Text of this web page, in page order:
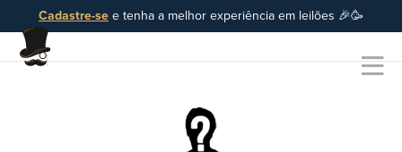
Cadastre-se e tenha a melhor experiência em leilões 🎉🥳